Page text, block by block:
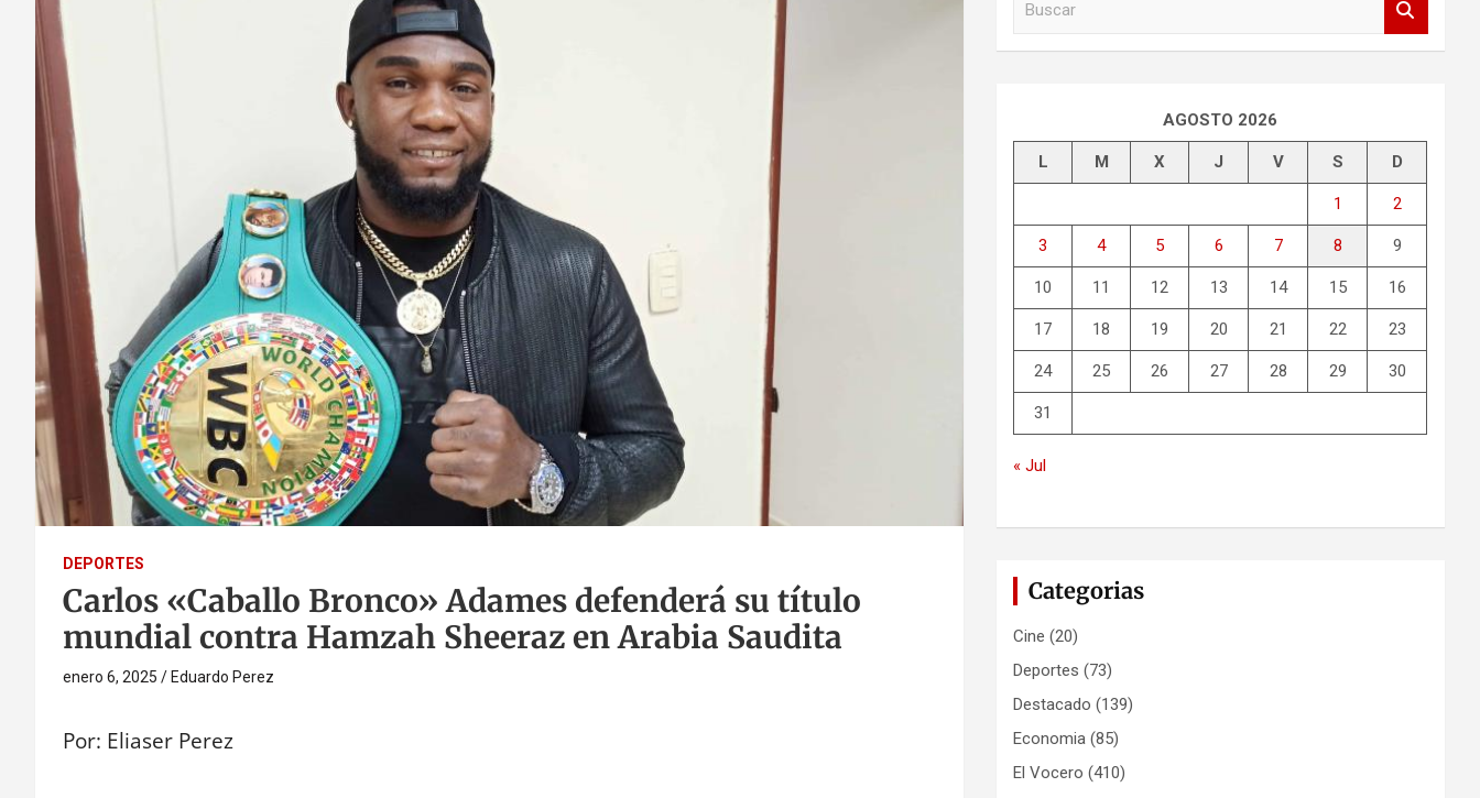
DEPORTES
Carlos «Caballo Bronco» Adames defenderá su título
mundial contra Hamzah Sheeraz en Arabia Saudita
enero 6, 2025 Eduardo Perez
Por: Eliaser Perez
AGOSTO 2026
L M X J V S D
1 2
3 4 5 6 7 8 9
10 11 12 13 14 15 16
17 18 19 20 21 22 23
24 25 26 27 28 29 30
31
« Jul
Categorias
Cine (20)
Deportes (73)
Destacado (139)
Economia (85)
El Vocero (410)